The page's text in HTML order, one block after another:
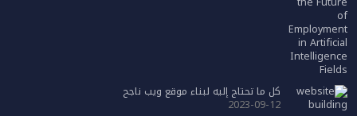
كل ما تحتاج إليه لبناء موقع ويب ناجح
2023-09-12